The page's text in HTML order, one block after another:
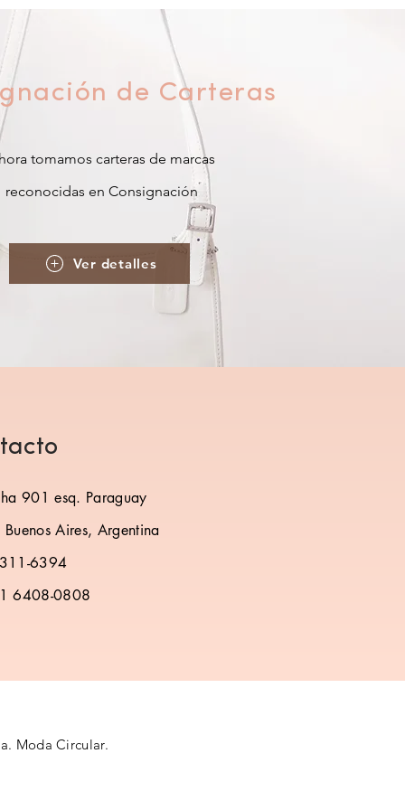
de Carteras
tomamos carteras de marcas
reconocidas en Consignación
Ver detalles
901 esq. Paraguay
Aires, Argentina
6394
6408-0808
Moda Circular.